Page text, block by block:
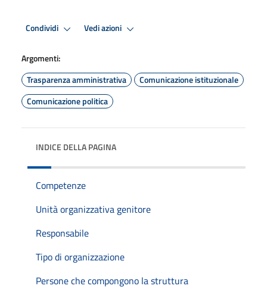
Condividi Vedi azioni
Argomenti:
Trasparenza amministrativa
Comunicazione istituzionale
Comunicazione politica
INDICE DELLA PAGINA
Competenze
Unità organizzativa genitore
Responsabile
Tipo di organizzazione
Persone che compongono la struttura